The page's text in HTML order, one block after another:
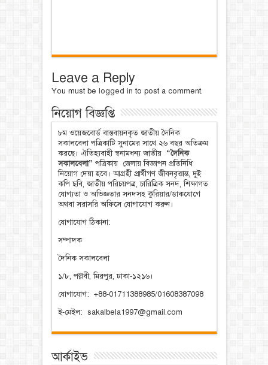
Leave a Reply
You must be logged in to post a comment.
নিয়োগ বিজ্ঞপ্তি
৮ম ওয়েজবোর্ড বাস্তবায়নকৃত জাতীয় দৈনিক
সকালবেলা পত্রিকাটি সুনামের সাথে ২৬ বছর অতিক্রম
করছে। ঐতিহ্যবাহী স্বনামধন্য জাতীয় “দৈনিক
সকালবেলা” পত্রিকায় জেলায় বিজ্ঞাপন প্রতিনিধি
নিয়োগ দেয়া হবে। আগ্রহী প্রার্থীগণ জীবনবৃত্তান্ত, দুই
কপি ছবি, জাতীয় পরিচয়পত্র, চারিত্রিক সনদ, শিক্ষাগত
যোগ্যতা ও অভিজ্ঞতার সনদসহ কুরিয়ার/ডাকযোগে
অথবা সরাসরি অফিসে যোগাযোগ করুন।
যোগাযোগ ঠিকানা:
সম্পাদক
দৈনিক সকালবেলা
১/৮, পল্লবী, মিরপুর, ঢাকা-১২১৬।
যোগাযোগ: +88-01711388985/01608387098
ই-মেইল: sakalbela1997@gmail.com
আর্কাইভ